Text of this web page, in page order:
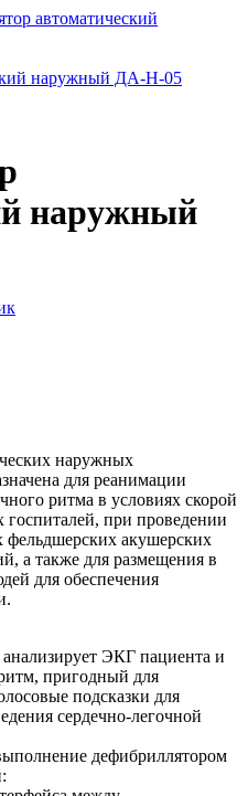
автоматический
наружный
наружных
для реанимации
ритма в условиях скорой
при проведении
фельдшерских акушерских
а также для размещения в
для обеспечения
ЭКГ пациента и
пригодный для
подсказки для
сердечно-легочной
дефибриллятором